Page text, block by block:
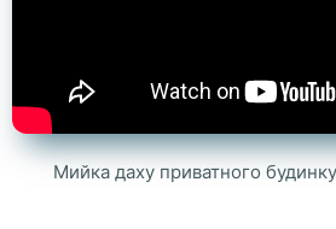
Мийка даху приватного